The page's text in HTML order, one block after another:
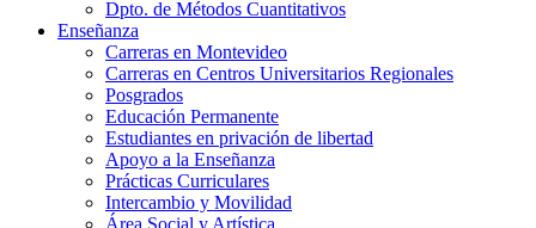
Dpto. de Métodos Cuantitativos
Enseñanza
Carreras en Montevideo
Carreras en Centros Universitarios Regionales
Posgrados
Educación Permanente
Estudiantes en privación de libertad
Apoyo a la Enseñanza
Prácticas Curriculares
Intercambio y Movilidad